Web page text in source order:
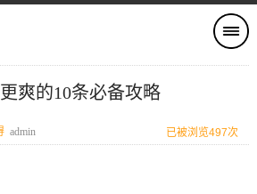
爽的10条必备攻略
admin 已被浏览497次